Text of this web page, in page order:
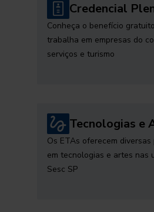
Credencial
Conheça o benefício
trabalha em empresas do
serviços e turismo
Tecnologias e
Os ETAs oferecem diversas
em tecnologias e artes nas
Sesc SP